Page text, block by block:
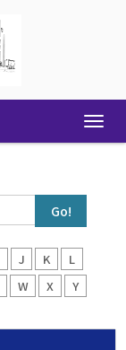
入
前
幾
個
J K
L
W X
Y